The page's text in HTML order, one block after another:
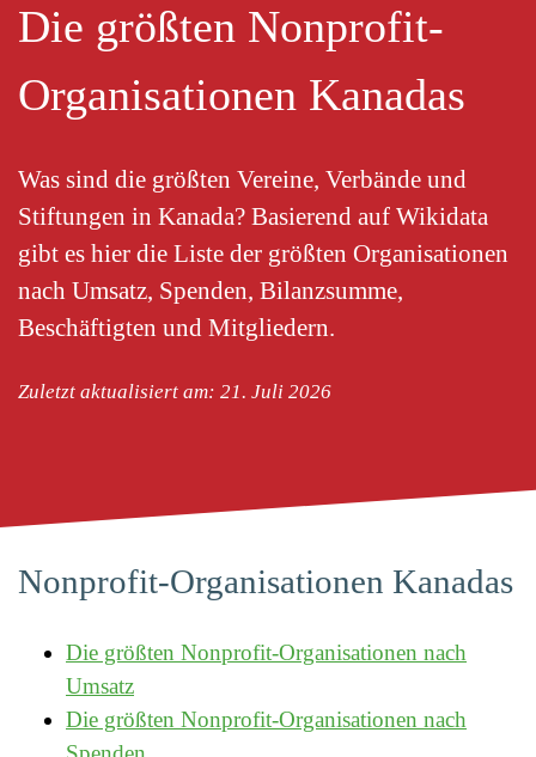
Die größten Nonprofit-
Organisationen Kanadas
Was sind die größten Vereine, Verbände und
Stiftungen in Kanada? Basierend auf Wikidata
gibt es hier die Liste der größten Organisationen
nach Umsatz, Spenden, Bilanzsumme,
Beschäftigten und Mitgliedern.
Zuletzt aktualisiert am: 21. Juli 2026
Nonprofit-Organisationen Kanadas
Die größten Nonprofit-Organisationen nach
Umsatz
Die größten Nonprofit-Organisationen nach